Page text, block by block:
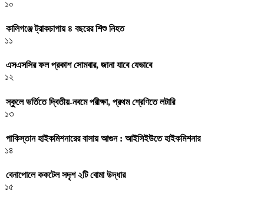
১০
কালিগঞ্জে ট্রাকচাপায় ৪ বছরের শিশু নিহত
১১
এসএসসির ফল প্রকাশ সোমবার, জানা যাবে যেভাবে
১২
স্কুলে ভর্তিতে দ্বিতীয়-নবমে পরীক্ষা, প্রথম শ্রেণিতে লটারি
১৩
পাকিস্তান হাইকমিশনারের বাসায় আগুন : আইসিইউতে হাইকমিশনার
১৪
বেনাপোলে ককটেল সদৃশ ২টি বোমা উদ্ধার
১৫